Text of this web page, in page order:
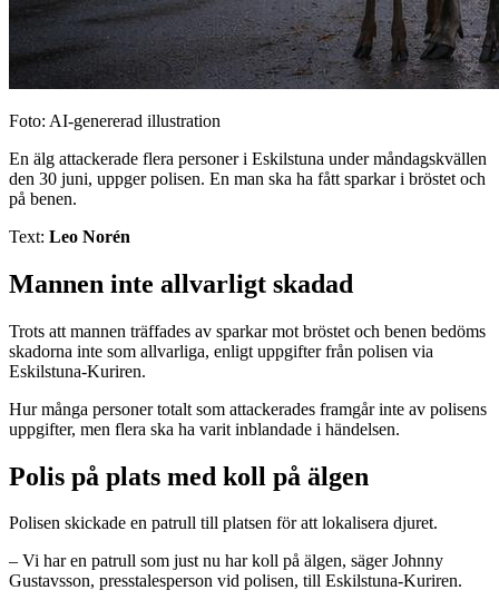
Foto: AI-genererad illustration
En älg attackerade flera personer i Eskilstuna under måndagskvällen
den 30 juni, uppger polisen. En man ska ha fått sparkar i bröstet och
på benen.
Text: Leo Norén
Mannen inte allvarligt skadad
Trots att mannen träffades av sparkar mot bröstet och benen bedöms
skadorna inte som allvarliga, enligt uppgifter från polisen via
Eskilstuna-Kuriren.
Hur många personer totalt som attackerades framgår inte av polisens
uppgifter, men flera ska ha varit inblandade i händelsen.
Polis på plats med koll på älgen
Polisen skickade en patrull till platsen för att lokalisera djuret.
– Vi har en patrull som just nu har koll på älgen, säger Johnny
Gustavsson, presstalesperson vid polisen, till Eskilstuna-Kuriren.